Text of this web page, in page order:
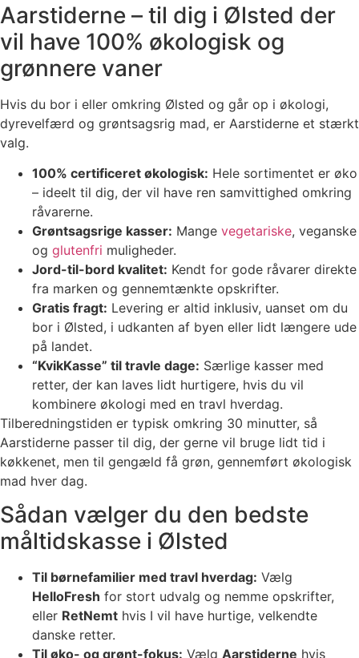
Aarstiderne – til dig i Ølsted der
vil have 100% økologisk og
grønnere vaner
Hvis du bor i eller omkring Ølsted og går op i økologi,
dyrevelfærd og grøntsagsrig mad, er Aarstiderne et stærkt
valg.
100% certificeret økologisk: Hele sortimentet er øko
– ideelt til dig, der vil have ren samvittighed omkring
råvarerne.
Grøntsagsrige kasser: Mange vegetariske, veganske
og glutenfri muligheder.
Jord-til-bord kvalitet: Kendt for gode råvarer direkte
fra marken og gennemtænkte opskrifter.
Gratis fragt: Levering er altid inklusiv, uanset om du
bor i Ølsted, i udkanten af byen eller lidt længere ude
på landet.
“KvikKasse” til travle dage: Særlige kasser med
retter, der kan laves lidt hurtigere, hvis du vil
kombinere økologi med en travl hverdag.
Tilberedningstiden er typisk omkring 30 minutter, så
Aarstiderne passer til dig, der gerne vil bruge lidt tid i
køkkenet, men til gengæld få grøn, gennemført økologisk
mad hver dag.
Sådan vælger du den bedste
måltidskasse i Ølsted
Til børnefamilier med travl hverdag: Vælg
HelloFresh for stort udvalg og nemme opskrifter,
eller RetNemt hvis I vil have hurtige, velkendte
danske retter.
Til øko- og grønt-fokus: Vælg Aarstiderne hvis